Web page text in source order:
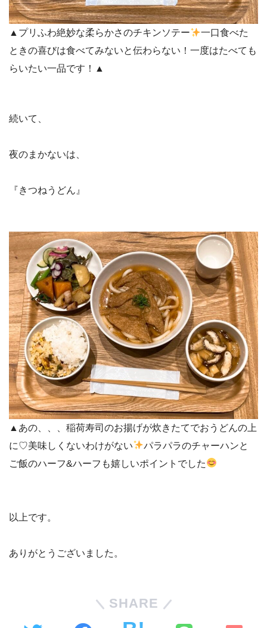
▲プリふわ絶妙な柔らかさのチキンソテー
一口食べた
ときの喜びは食べてみないと伝わらない！一度はたべても
らいたい一品です！▲
続いて、
夜のまかないは、
『きつねうどん』
▲あの、、、稲荷寿司のお揚げが炊きたてでおうどんの上
に♡美味しくないわけがない
パラパラのチャーハンと
ご飯のハーフ&ハーフも嬉しいポイントでした
以上です。
ありがとうございました。
SHARE